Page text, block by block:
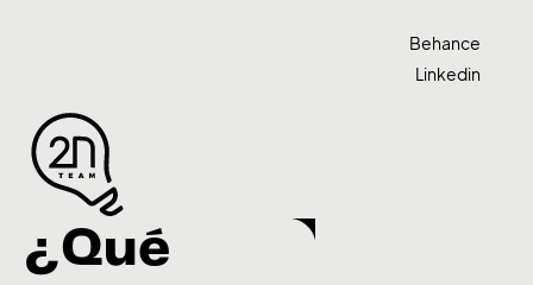
¿Qué
Behance
Linkedin